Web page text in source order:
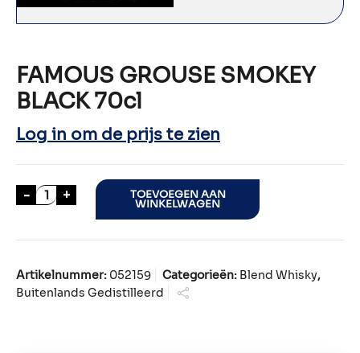
FAMOUS GROUSE SMOKEY
BLACK 70cl
Log in om de prijs te zien
- FAMOUS GROUSE SMOKEY BLACK 70cl aantal
+ TOEVOEGEN AAN
WINKELWAGEN
Artikelnummer: 052159 Categorieën: Blend Whisky,
Buitenlands Gedistilleerd